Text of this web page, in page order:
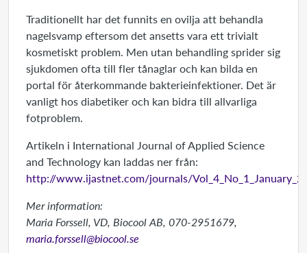
Traditionellt har det funnits en ovilja att behandla
nagelsvamp eftersom det ansetts vara ett trivialt
kosmetiskt problem. Men utan behandling sprider sig
sjukdomen ofta till fler tånaglar och kan bilda en
portal för återkommande bakterieinfektioner. Det är
vanligt hos diabetiker och kan bidra till allvarliga
fotproblem.
Artikeln i International Journal of Applied Science
and Technology kan laddas ner från:
http://www.ijastnet.com/journals/
Mer information:
Maria Forssell, VD, Biocool AB, 070-2951679,
maria.forssell@biocool.se